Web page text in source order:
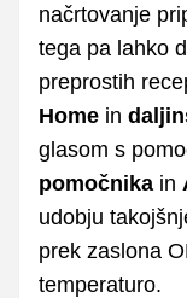
načrtovanje
tega pa lahko
preprostih
Home in
glasom s
pomočnika in
udobju
prek zaslona
temperaturo.